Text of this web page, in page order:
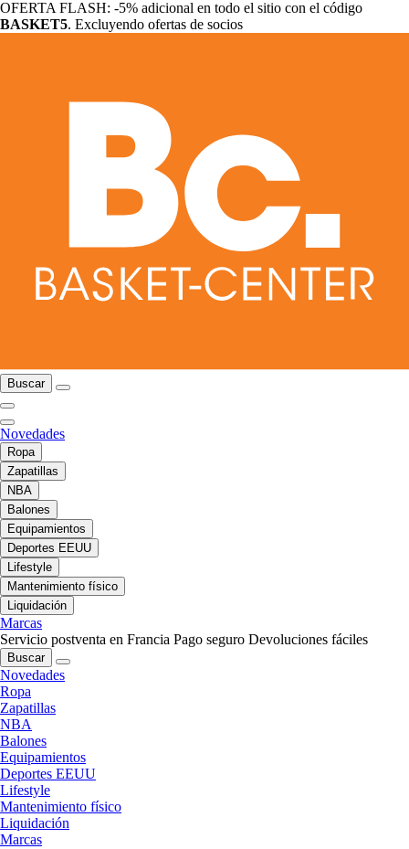
OFERTA FLASH: -5% adicional en todo el sitio con el código
BASKET5. Excluyendo ofertas de socios
Buscar
Novedades
Ropa
Zapatillas
NBA
Balones
Equipamientos
Deportes EEUU
Lifestyle
Mantenimiento físico
Liquidación
Marcas
Servicio postventa en Francia Pago seguro Devoluciones fáciles
Buscar
Novedades
Ropa
Zapatillas
NBA
Balones
Equipamientos
Deportes EEUU
Lifestyle
Mantenimiento físico
Liquidación
Marcas